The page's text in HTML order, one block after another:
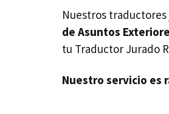
Nuestros
de Asuntos
tu Traductor Jurado
Nuestro servicio es